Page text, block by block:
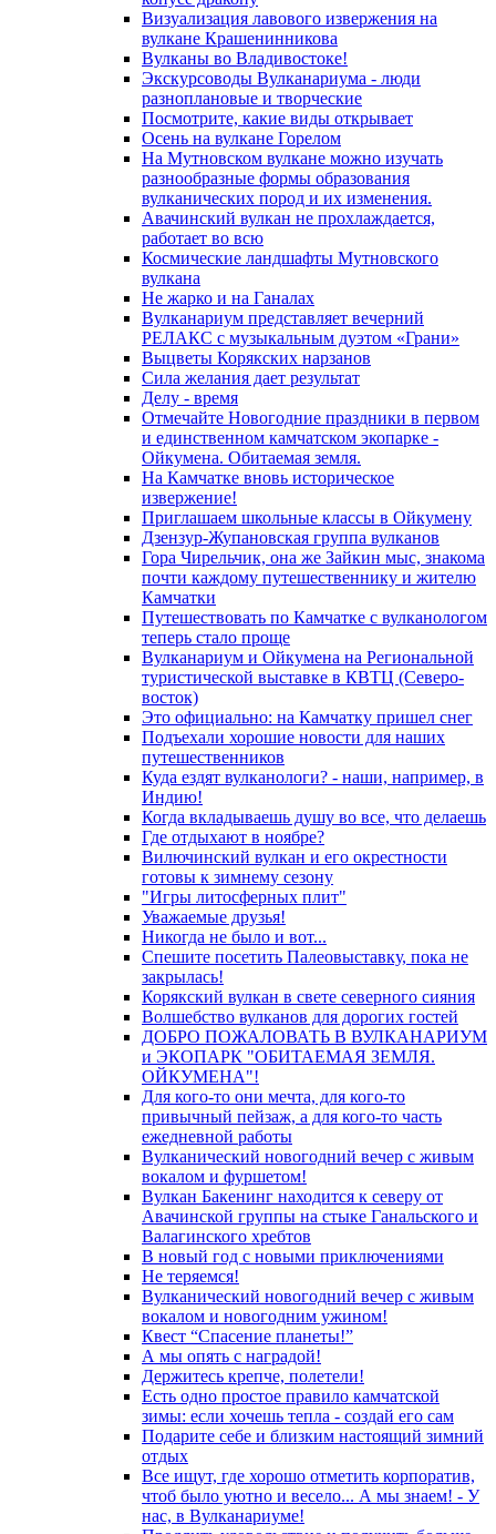
Визуализация лавового извержения на
вулкане Крашенинникова
Вулканы во Владивостоке!
Экскурсоводы Вулканариума - люди
разноплановые и творческие
Посмотрите, какие виды открывает
Осень на вулкане Горелом
На Мутновском вулкане можно изучать
разнообразные формы образования
вулканических пород и их изменения.
Авачинский вулкан не прохлаждается,
работает во всю
Космические ландшафты Мутновского
вулкана
Не жарко и на Ганалах
Вулканариум представляет вечерний
РЕЛАКС с музыкальным дуэтом «Грани»
Выцветы Корякских нарзанов
Сила желания дает результат
Делу - время
Отмечайте Новогодние праздники в первом
и единственном камчатском экопарке -
Ойкумена. Обитаемая земля.
На Камчатке вновь историческое
извержение!
Приглашаем школьные классы в Ойкумену
Дзензур-Жупановская группа вулканов
Гора Чирельчик, она же Зайкин мыс, знакома
почти каждому путешественнику и жителю
Камчатки
Путешествовать по Камчатке с вулканологом
теперь стало проще
Вулканариум и Ойкумена на Региональной
туристической выставке в КВТЦ (Северо-
восток)
Это официально: на Камчатку пришел снег
Подъехали хорошие новости для наших
путешественников
Куда ездят вулканологи? - наши, например, в
Индию!
Когда вкладываешь душу во все, что делаешь
Где отдыхают в ноябре?
Вилючинский вулкан и его окрестности
готовы к зимнему сезону
"Игры литосферных плит"
Уважаемые друзья!
Никогда не было и вот...
Спешите посетить Палеовыставку, пока не
закрылась!
Корякский вулкан в свете северного сияния
Волшебство вулканов для дорогих гостей
ДОБРО ПОЖАЛОВАТЬ В ВУЛКАНАРИУМ
и ЭКОПАРК "ОБИТАЕМАЯ ЗЕМЛЯ.
ОЙКУМЕНА"!
Для кого-то они мечта, для кого-то
привычный пейзаж, а для кого-то часть
ежедневной работы
Вулканический новогодний вечер с живым
вокалом и фуршетом!
Вулкан Бакенинг находится к северу от
Авачинской группы на стыке Ганальского и
Валагинского хребтов
В новый год с новыми приключениями
Не теряемся!
Вулканический новогодний вечер с живым
вокалом и новогодним ужином!
Квест “Спасение планеты!”
А мы опять с наградой!
Держитесь крепче, полетели!
Есть одно простое правило камчатской
зимы: если хочешь тепла - создай его сам
Подарите себе и близким настоящий зимний
отдых
Все ищут, где хорошо отметить корпоратив,
чтоб было уютно и весело... А мы знаем! - У
нас, в Вулканариуме!